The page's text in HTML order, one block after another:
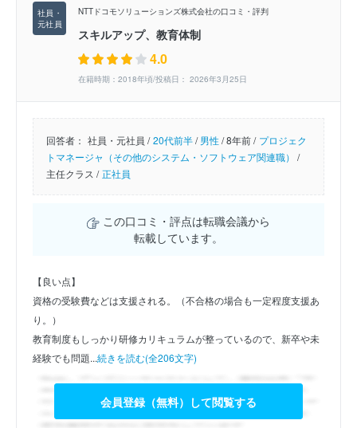
NTTドコモソリューションズ株式会社の口コミ・評判
スキルアップ、教育体制
4.0
在籍時期：2018年頃/投稿日： 2026年3月25日
回答者： 社員・元社員 / 20代前半/男性/8年前 / プロジェク
トマネージャ（その他のシステム・ソフトウェア関連職） /
主任クラス / 正社員
この口コミ・評点は転職会議から
転載しています。
【良い点】
資格の受験費などは支援される。（不合格の場合も一定程度支援あ
り。）
教育制度もしっかり研修カリキュラムが整っているので、新卒や未
経験でも問題...続きを読む(全206文字)
会員登録（無料）して閲覧する